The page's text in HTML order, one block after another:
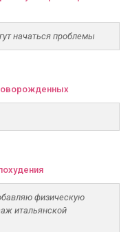
начаться проблемы
физическую
итальянской